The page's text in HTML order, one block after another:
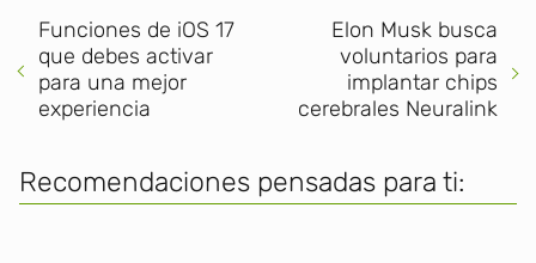
Funciones de iOS 17
que debes activar
para una mejor
experiencia
Elon Musk busca
voluntarios para
implantar chips
cerebrales Neuralink
Recomendaciones pensadas para ti: